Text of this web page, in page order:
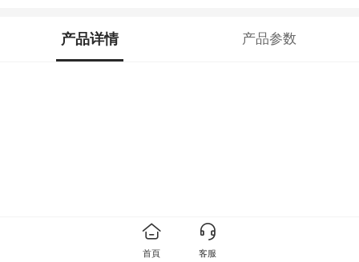
产品详情 产品参数
首頁 客服